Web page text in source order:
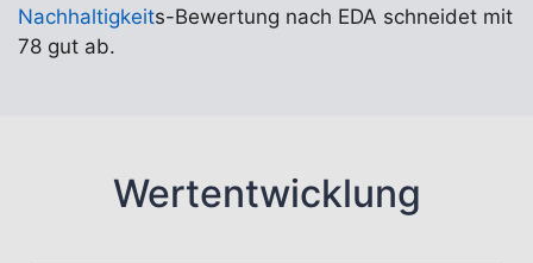
Nachhaltigkeits-Bewertung nach EDA schneidet mit
78 gut ab.
Wertentwicklung